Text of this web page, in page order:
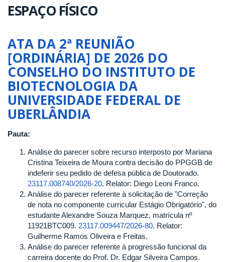
ESPAÇO FÍSICO
ATA DA 2ª REUNIÃO
[ORDINÁRIA] DE 2026 DO
CONSELHO DO INSTITUTO DE
BIOTECNOLOGIA DA
UNIVERSIDADE FEDERAL DE
UBERLÂNDIA
Pauta:
Análise do parecer sobre recurso interposto por Mariana
Cristina Teixeira de Moura contra decisão do PPGGB de
indeferir seu pedido de defesa pública de Doutorado.
23117.008740/2026-20. Relator: Diego Leoni Franco.
Análise do parecer referente à solicitação de "Correção
de nota no componente curricular Estágio Obrigatório", do
estudante Alexandre Souza Marquez, matrícula nº
11921BTC009. 23117.009447/2026-80. Relator:
Guilherme Ramos Oliveira e Freitas.
Análise do parecer referente à progressão funcional da
carreira docente do Prof. Dr. Edgar Silveira Campos.